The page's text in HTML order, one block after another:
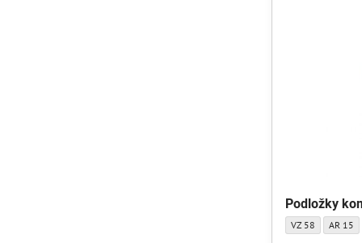
Podložky
Podložky
VZ 58 AR 15